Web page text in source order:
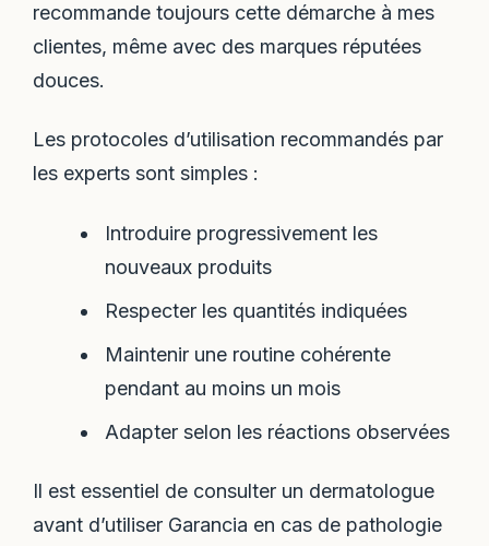
recommande toujours cette démarche à mes
clientes, même avec des marques réputées
douces.
Les protocoles d’utilisation recommandés par
les experts sont simples :
Introduire progressivement les
nouveaux produits
Respecter les quantités indiquées
Maintenir une routine cohérente
pendant au moins un mois
Adapter selon les réactions observées
Il est essentiel de consulter un dermatologue
avant d’utiliser Garancia en cas de pathologie